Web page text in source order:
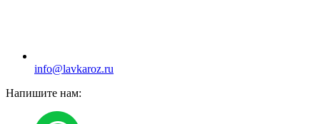
info@lavkaroz.ru
Напишите нам: